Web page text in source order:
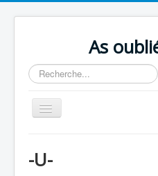
As
Rechercher
Basculer
la
Chronologie
-U-